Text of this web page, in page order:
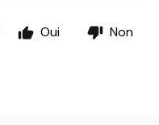
Oui Non